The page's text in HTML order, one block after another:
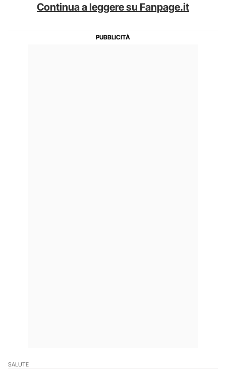
Continua a leggere su Fanpage.it
SALUTE